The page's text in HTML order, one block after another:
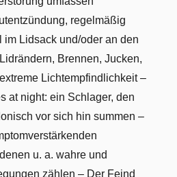
regelmäßig
im Lidsack und/oder an den
Brennen, Jucken,
Lichtempfindlichkeit –
at night: ein Schlager, den
vor sich hin summen –
u. a. wahre und
zählen – Der Feind